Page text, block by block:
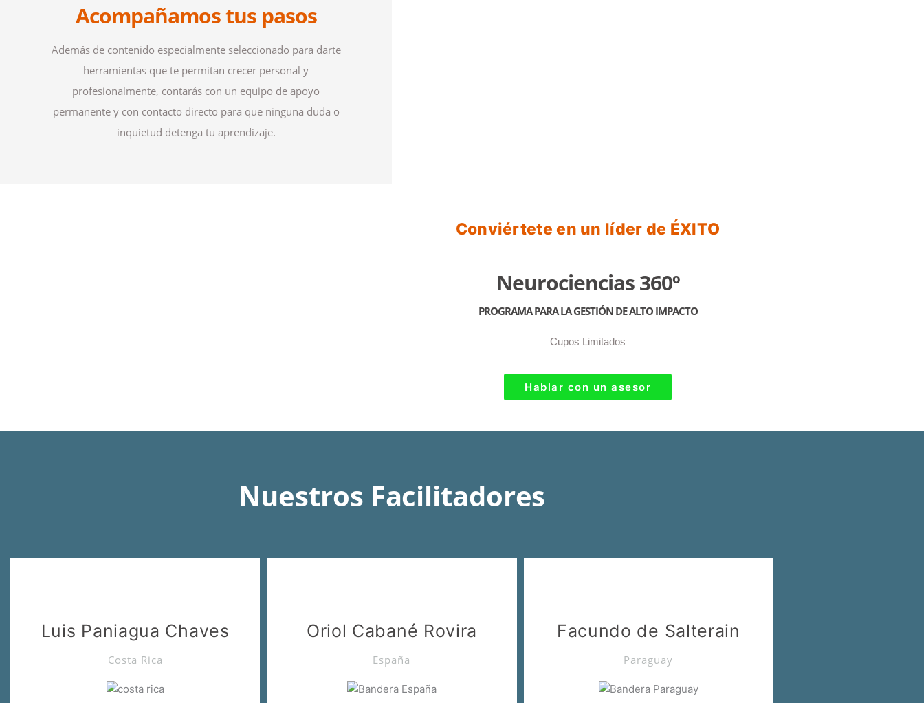
Acompañamos tus pasos
Además de contenido especialmente seleccionado para darte
herramientas que te permitan crecer personal y
profesionalmente, contarás con un equipo de apoyo
permanente y con contacto directo para que ninguna duda o
inquietud detenga tu aprendizaje.
Conviértete en un líder de ÉXITO
Neurociencias 360º
PROGRAMA PARA LA GESTIÓN DE ALTO IMPACTO
Cupos Limitados
Hablar con un asesor
Nuestros Facilitadores
Luis Paniagua Chaves
Costa Rica
Oriol Cabané Rovira
España
Facundo de Salterain
Paraguay